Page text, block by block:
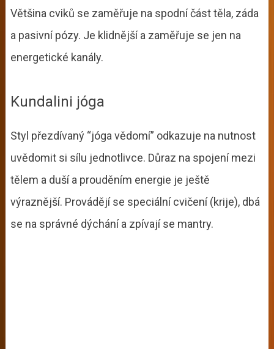
Většina cviků se zaměřuje na spodní část těla, záda
a pasivní pózy. Je klidnější a zaměřuje se jen na
energetické kanály.
Kundalini jóga
Styl přezdívaný “jóga vědomí” odkazuje na nutnost
uvědomit si sílu jednotlivce. Důraz na spojení mezi
tělem a duší a prouděním energie je ještě
výraznější. Provádějí se speciální cvičení (krije), dbá
se na správné dýchání a zpívají se mantry.